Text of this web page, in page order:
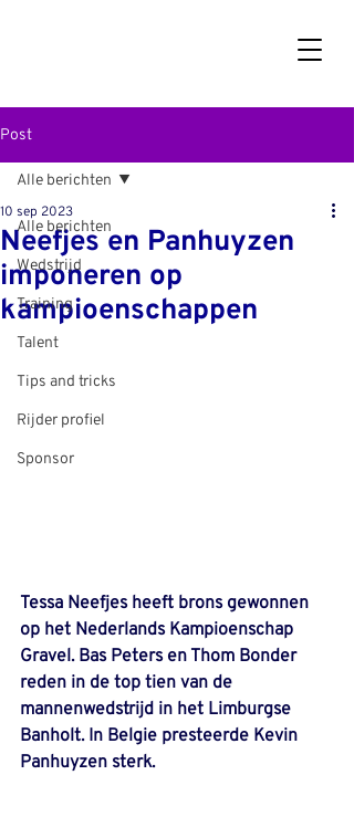
Post
Alle berichten
Wedstrijd
Training
Talent
Tips and tricks
Rijder profiel
Sponsor
Alle berichten
Neefjes en Panhuyzen
imponeren op
kampioenschappen
10 sep 2023
Tessa Neefjes heeft brons gewonnen
op het Nederlands Kampioenschap
Gravel. Bas Peters en Thom Bonder
reden in de top tien van de
mannenwedstrijd in het Limburgse
Banholt. In Belgie presteerde Kevin
Panhuyzen sterk.